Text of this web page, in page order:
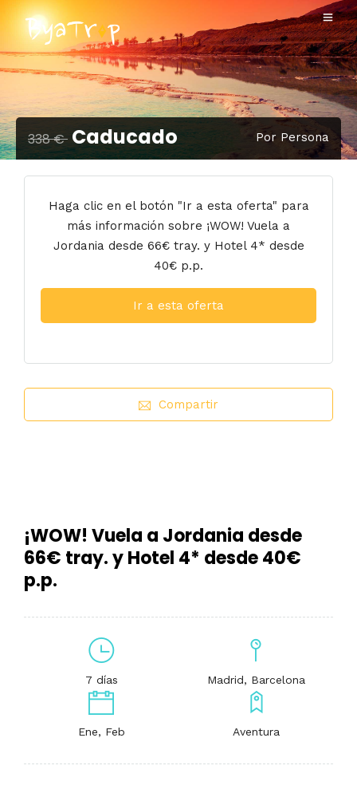
338 € Caducado Por Persona
Haga clic en el botón "Ir a esta oferta" para
más información sobre ¡WOW! Vuela a
Jordania desde 66€ tray. y Hotel 4* desde
40€ p.p.
Ir a esta oferta
Compartir
¡WOW! Vuela a Jordania desde
66€ tray. y Hotel 4* desde 40€
p.p.
7 días Madrid, Barcelona
Ene, Feb Aventura